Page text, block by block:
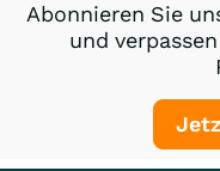
Abonnieren Sie
und